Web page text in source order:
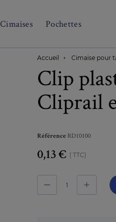
Cimaises Pochettes
Accueil  Cimaise pour
Clip
Cliprail
Référence RD10100
0,13 € TTC